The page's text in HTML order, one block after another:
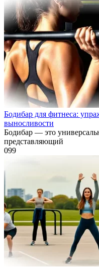
Бодибар для фитнеса:
выносливости
Бодибар — это
представляющий
099